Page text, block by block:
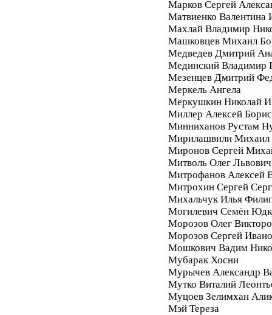
Марков Сергей
Матвиенко Валентина
Махлай Владимир
Машковцев Михаил
Медведев Дмитрий
Мединский Владимир
Мезенцев Дмитрий
Меркель Ангела
Меркушкин Николай
Миллер Алексей
Минниханов Рустам
Мирилашвили Михаил
Миронов Сергей
Митволь Олег Львович
Митрофанов Алексей
Митрохин Сергей
Михальчук Илья
Могилевич Семён
Морозов Олег
Морозов Сергей
Мошкович Вадим
Мубарак Хосни
Мурычев Александр
Мутко Виталий
Муцоев Зелимхан
Мэй Тереза